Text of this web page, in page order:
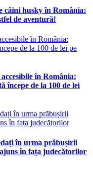
câini husky în România:
de aventură!
în România:
începe de la 100 de lei
în urma prăbușirii
în fața judecătorilor